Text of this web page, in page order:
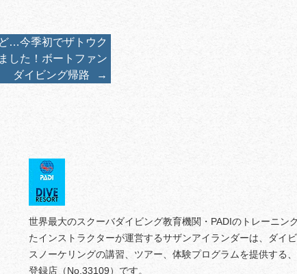
…今季初でザトウク
した！ボートファン
ダイビング帰路
→
世界最大のスクーバダイビング教育機関・PADIのトレーニン
たインストラクターが運営するサザンアイランダーは、ダイ
スノーケリングの講習、ツアー、体験プログラムを提供する
登録店（No.33109）です。